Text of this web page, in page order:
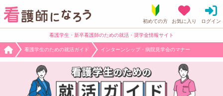
看護学生・新卒看護師のための就活・奨学金情報サイト
看護学生のための就活ガイド インターンシップ・病院見学会のマナー